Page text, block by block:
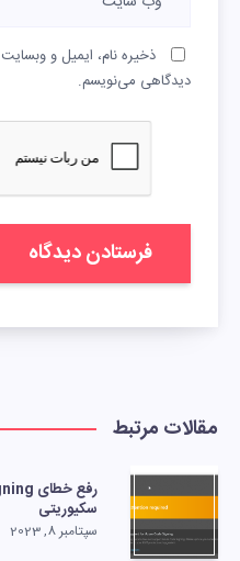
ذخیره نام، ایمیل و
دیدگاهی می‌نویسم.
مقالات مرتبط
سکیوریتی
سپتامبر 8, 2023